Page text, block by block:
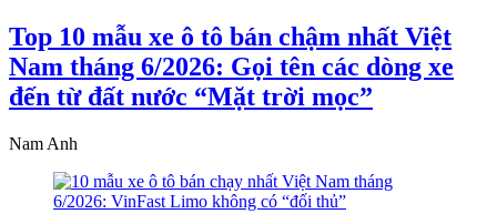
Top 10 mẫu xe ô tô bán chậm nhất Việt
Nam tháng 6/2026: Gọi tên các dòng xe
đến từ đất nước “Mặt trời mọc”
Nam Anh